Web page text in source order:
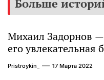
Больше
Михаил Задорнов
его увлекательная
выдающиеся
интересные факты
Pristroykin_ 17 Марта 2022